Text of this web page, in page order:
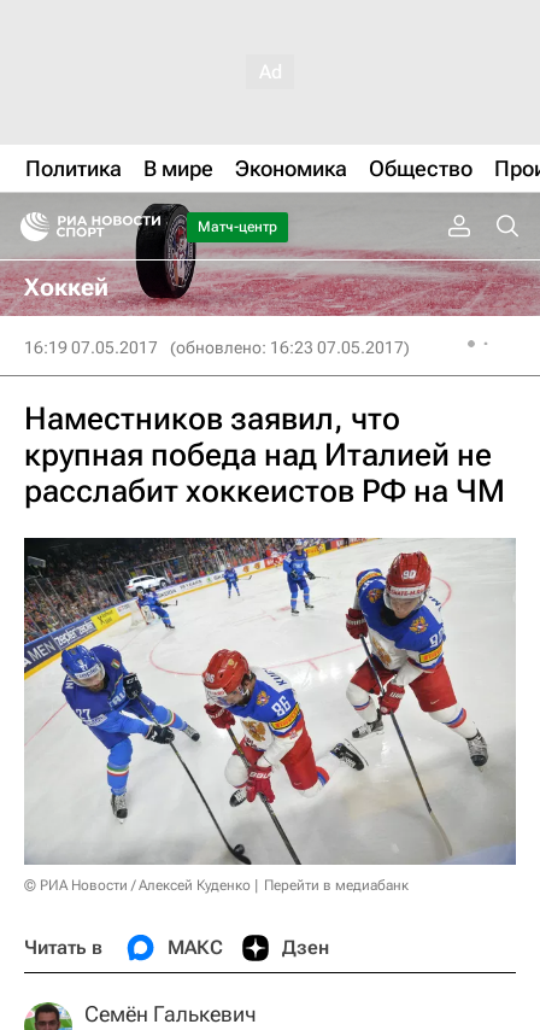
Политика В мире Экономика Общество
Матч-центр
Хоккей
16:19 07.05.2017 (обновлено: 16:23 07.05.2017)
Наместников заявил, что
крупная победа над Италией не
расслабит хоккеистов РФ на ЧМ
© РИА Новости / Алексей Куденко Перейти в медиабанк
Читать в МАКС Дзен
Семён Галькевич